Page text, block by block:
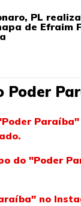
PL
de Efraim
Poder
do "Poder
no